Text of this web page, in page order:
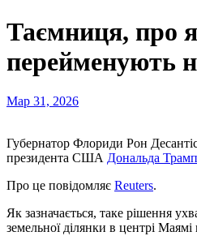
Таємниця, про
перейменують
Мар 31, 2026
Губернатор Флориди Рон Десантіс підписав закон про перейменування міжнародного аеропорту Палм-Біч на честь
президента США Дональда
Про це повідомляє Reuters.
Як зазначається, таке рішення
земельної ділянки в центрі Маямі